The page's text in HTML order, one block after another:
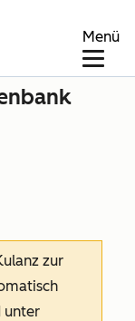
Menü
zur
unter